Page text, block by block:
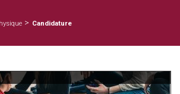
> Candidature